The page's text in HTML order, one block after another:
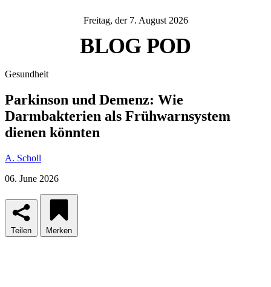
Freitag, der 7. August 2026
BLOG POD
Gesundheit
Parkinson und Demenz: Wie
Darmbakterien als Frühwarnsystem
dienen könnten
A. Scholl
06. June 2026
Teilen Merken